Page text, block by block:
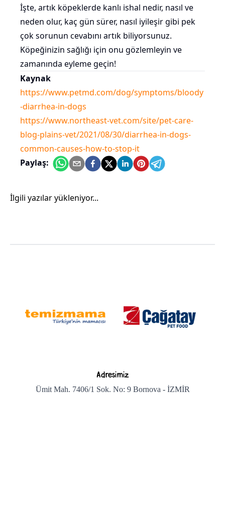
İşte, artık köpeklerde kanlı ishal nedir, nasıl ve
neden olur, kaç gün sürer, nasıl iyileşir gibi pek
çok sorunun cevabını artık biliyorsunuz.
Köpeğinizin sağlığı için onu gözlemleyin ve
zamanında eyleme geçin!
Kaynak
https://www.petmd.com/dog/symptoms/bloody
-diarrhea-in-dogs
https://www.northeast-vet.com/site/pet-care-
blog-plains-vet/2021/08/30/diarrhea-in-dogs-
common-causes-how-to-stop-it
Paylaş:
İlgili yazılar yükleniyor...
Adresimiz
Ümit Mah. 7406/1 Sok. No: 9 Bornova - İZMİR